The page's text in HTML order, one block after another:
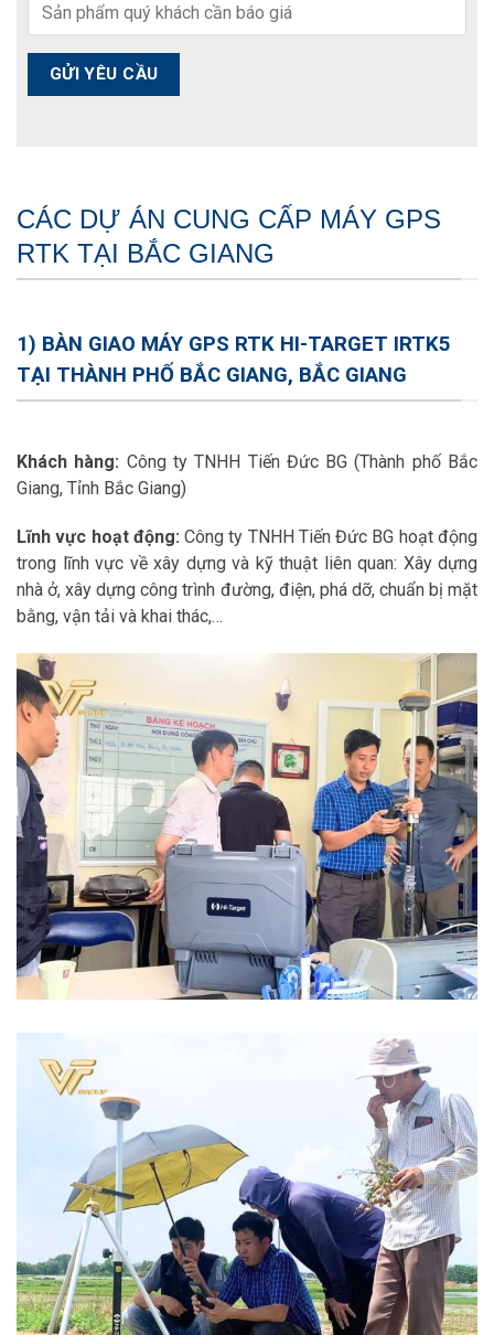
CÁC DỰ ÁN CUNG CẤP MÁY GPS
RTK TẠI BẮC GIANG
1) BÀN GIAO MÁY GPS RTK HI-TARGET IRTK5
TẠI THÀNH PHỐ BẮC GIANG, BẮC GIANG
Khách hàng: Công ty TNHH Tiến Đức BG (Thành phố Bắc
Giang, Tỉnh Bắc Giang)
Lĩnh vực hoạt động:Công ty TNHH Tiến Đức BG hoạt động
trong lĩnh vực về xây dựng và kỹ thuật liên quan: Xây dựng
nhà ở, xây dựng công trình đường, điện, phá dỡ, chuẩn bị mặt
bằng, vận tải và khai thác,…